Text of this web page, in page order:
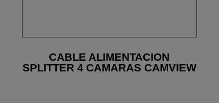
CABLE ALIMENTACION
SPLITTER 4 CAMARAS CAMVIEW